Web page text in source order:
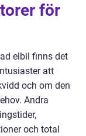
för
elbil finns det
att
och om den
Andra
och total